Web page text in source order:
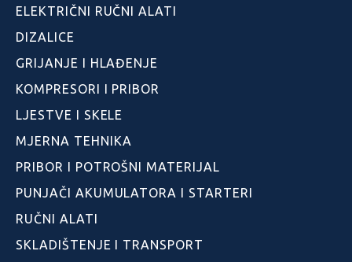
ELEKTRIČNI RUČNI ALATI
DIZALICE
GRIJANJE I HLAĐENJE
KOMPRESORI I PRIBOR
LJESTVE I SKELE
MJERNA TEHNIKA
PRIBOR I POTROŠNI MATERIJAL
PUNJAČI AKUMULATORA I STARTERI
RUČNI ALATI
SKLADIŠTENJE I TRANSPORT